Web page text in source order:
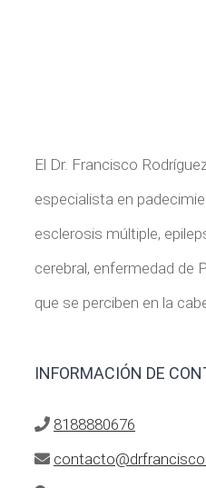
El Dr. Francisco
especialista en
esclerosis múltiple,
cerebral, enfermedad de
que se perciben en la
INFORMACIÓN DE
8188880676